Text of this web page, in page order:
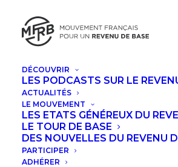
DÉCOUVRIR
LES PODCASTS SUR LE
ACTUALITÉS
LE MOUVEMENT
LES ETATS GÉNÉREUX DU
LE TOUR DE BASE
DES NOUVELLES DU REVENU
PARTICIPER
ADHÉRER